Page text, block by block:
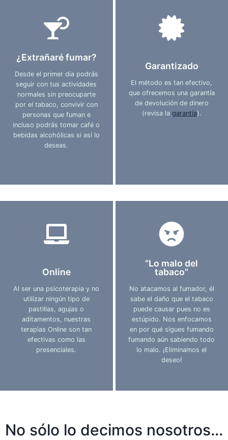
¿Extrañaré fumar?
Desde el primer día podrás
seguir con tus actividades
normales sin preocuparte
por el tabaco, convivir con
personas que fuman e
incluso podrás tomar café o
bebidas alcohólicas si así lo
deseas.
Garantizado
El método es tan efectivo,
que ofrecemos una garantía
de devolución de dinero
(revisa la garantía).
Online
Al ser una psicoterapia y no
utilizar ningún tipo de
pastillas, agujas o
aditamentos, nuestras
terapias Online son tan
efectivas como las
presenciales.
“Lo malo del
tabaco”
No atacamos al fumador, él
sabe el daño que el tabaco
puede causar pues no es
estúpido. Nos enfocamos
en por qué sigues fumando
fumando aún sabiendo todo
lo malo. ¡Eliminamos el
deseo!
No sólo lo decimos nosotros…